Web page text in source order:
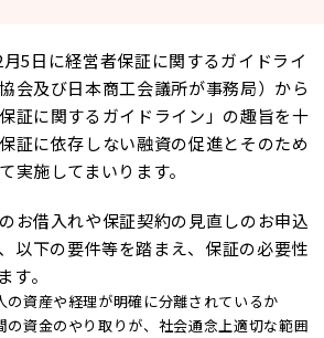
5日に経営者保証に関するガイドライ
会及び日本商工会議所が事務局）から
証に関するガイドライン」の趣旨を十
証に依存しない融資の促進とそのため
実施してまいります。
お借入れや保証契約の見直しのお申込
以下の要件等を踏まえ、保証の必要性
す。
の資産や経理が明確に分離されているか
の資金のやり取りが、社会通念上適切な範囲